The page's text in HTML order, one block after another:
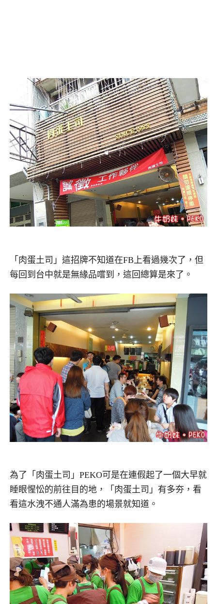
「肉蛋土司」這招牌不知道在FB上看過幾次了，但
每回到台中就是無緣品嚐到，這回總算是來了。
為了「肉蛋土司」PEKO可是在連假起了一個大早就
睡眼惺忪的前往目的地，「肉蛋土司」有多夯，看
看這水洩不通人滿為患的場景就知道。